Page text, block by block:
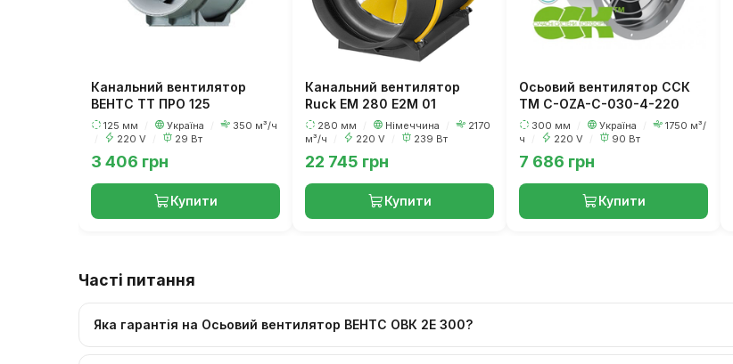
Канальний вентилятор
ВЕНТС ТТ ПРО 125
125 мм Україна
350 м³/ч
220 V 29 Вт
3 406 грн
Купити
Канальний вентилятор
Ruck EM 280 E2M 01
280 мм Німеччина
2170
м³/ч
220 V 239 Вт
22 745 грн
Купити
Осьовий вентилятор ССК
ТМ C-OZA-C-030-4-220
300 мм Україна
1750 м³/
ч
220 V 90 Вт
7 686 грн
Купити
Часті питання
Яка гарантія на Осьовий вентилятор ВЕНТС ОВК 2Е 300?